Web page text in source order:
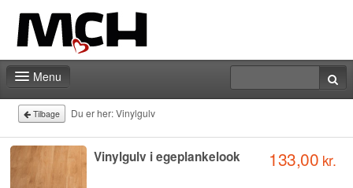
Menu
Forside
Messeberegner
Kontakt
Tilbage Du er her:Vinylgulv
Vinylgulv i egeplankelook 133,00 kr.